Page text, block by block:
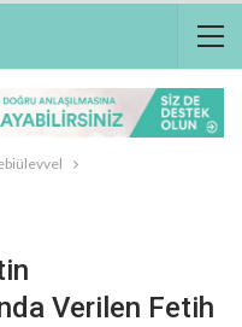
Verilen Fetih